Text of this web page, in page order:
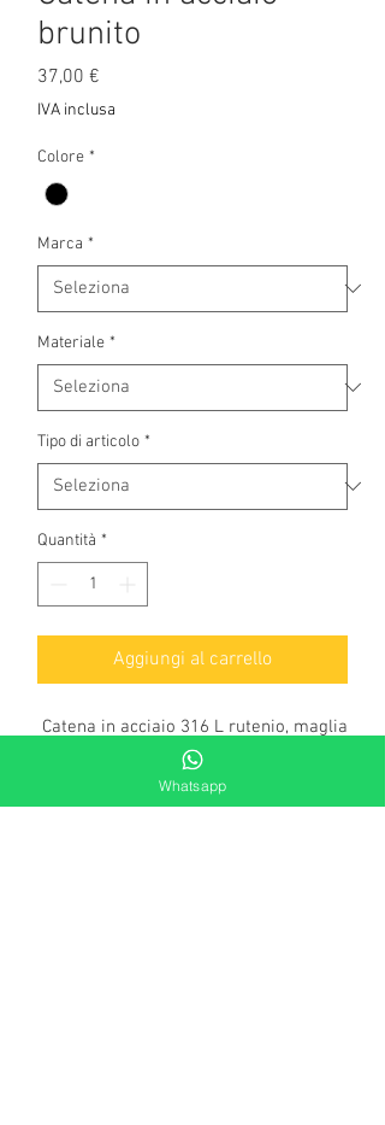
brunito
37,00 €
IVA inclusa
Colore *
Marca *
Materiale *
Tipo di articolo *
Quantità *
Aggiungi al carrello
Catena in acciaio 316 L rutenio, maglia
veneziana squadrata.
Lunghezza: cm. 50+5
Diametro della maglia: mm. 4 x 4
Whatsapp